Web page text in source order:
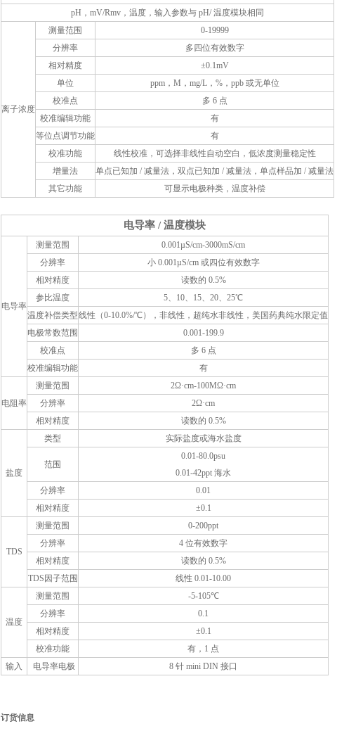
pH，mV/Rmv，温度，输入参数与 pH/ 温度模块相同
离子浓度
测量范围
0-19999
分辨率
多四位有效数字
相对精度
±0.1mV
单位
ppm，M，mg/L，%，ppb 或无单位
校准点
多 6 点
校准编辑功能
有
等位点调节功能
有
校准功能
线性校准，可选择非线性自动空白，低浓度测量稳定性
增量法
单点已知加 / 减量法，双点已知加 / 减量法，单点样品加 / 减量法
其它功能
可显示电极种类，温度补偿
电导率 / 温度模块
电导率
测量范围
0.001µS/cm-3000mS/cm
分辨率
小 0.001µS/cm 或四位有效数字
相对精度
读数的 0.5%
参比温度
5、10、15、20、25℃
温度补偿类型线性（0-10.0%/℃），非线性，超纯水非线性，美国药典纯水限定值
电极常数范围
0.001-199.9
校准点
多 6 点
校准编辑功能
有
电阻率
测量范围
2Ω·cm-100MΩ·cm
分辨率
2Ω·cm
相对精度
读数的 0.5%
盐度
类型 实际盐度或海水盐度
范围
0.01-80.0psu
0.01-42ppt 海水
分辨率
0.01
相对精度
±0.1
TDS
测量范围
0-200ppt
分辨率
4 位有效数字
相对精度
读数的 0.5%
TDS因子范围
线性 0.01-10.00
温度
测量范围
-5-105℃
分辨率
0.1
相对精度
±0.1
校准功能
有，1 点
输入
电导率电极 8 针 mini DIN 接口
订货信息